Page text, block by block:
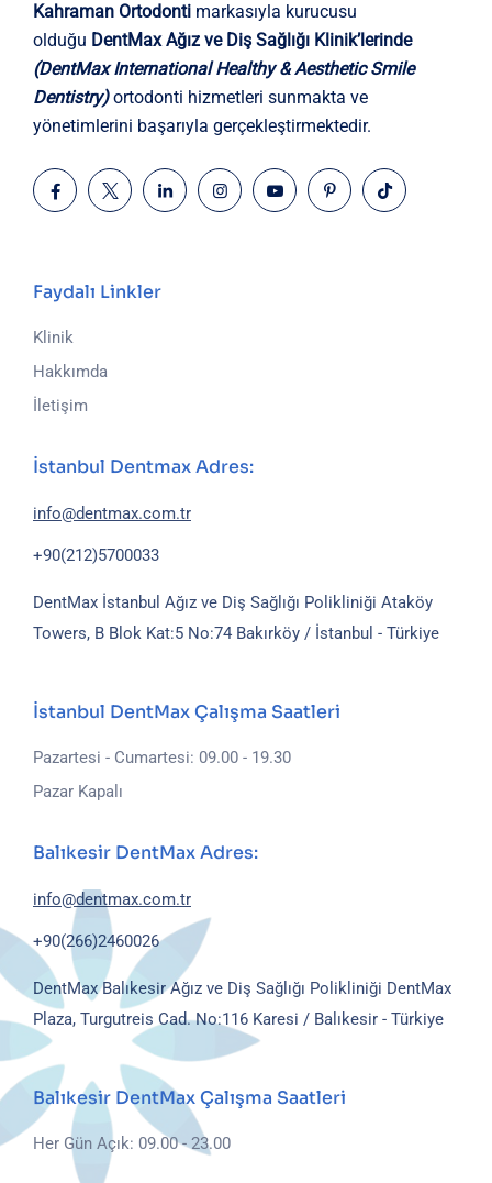
Kahraman Ortodonti markasıyla kurucusu
olduğu DentMax Ağız ve Diş Sağlığı Klinik’lerinde
(DentMax International Healthy & Aesthetic Smile
Dentistry)ortodonti hizmetleri sunmakta ve
yönetimlerini başarıyla gerçekleştirmektedir.
Faydalı Linkler
Klinik
Hakkımda
İletişim
İstanbul Dentmax Adres:
DentMax İstanbul Ağız ve Diş Sağlığı Polikliniği Ataköy
Towers, B Blok Kat:5 No:74 Bakırköy / İstanbul - Türkiye
+90(212)5700033
info@dentmax.com.tr
İstanbul DentMax Çalışma Saatleri
Pazartesi - Cumartesi: 09.00 - 19.30
Pazar Kapalı
Balıkesir DentMax Adres:
DentMax Balıkesir Ağız ve Diş Sağlığı Polikliniği DentMax
Plaza, Turgutreis Cad. No:116 Karesi / Balıkesir - Türkiye
+90(266)2460026
info@dentmax.com.tr
Balıkesir DentMax Çalışma Saatleri
Her Gün Açık: 09.00 - 23.00